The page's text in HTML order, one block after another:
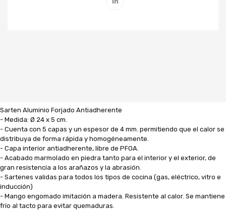
Sarten Aluminio Forjado Antiadherente
- Medida: Ø 24 x 5 cm.
- Cuenta con 5 capas y un espesor de 4 mm. permitiendo que el calor se
distribuya de forma rápida y homogéneamente.
- Capa interior antiadherente, libre de PFOA.
- Acabado marmolado en piedra tanto para el interior y el exterior, de
gran resistencia a los arañazos y la abrasión.
- Sartenes validas para todos los tipos de cocina (gas, eléctrico, vitro e
inducción)
- Mango engomado imitación a madera. Resistente al calor. Se mantiene
frío al tacto para evitar quemaduras.